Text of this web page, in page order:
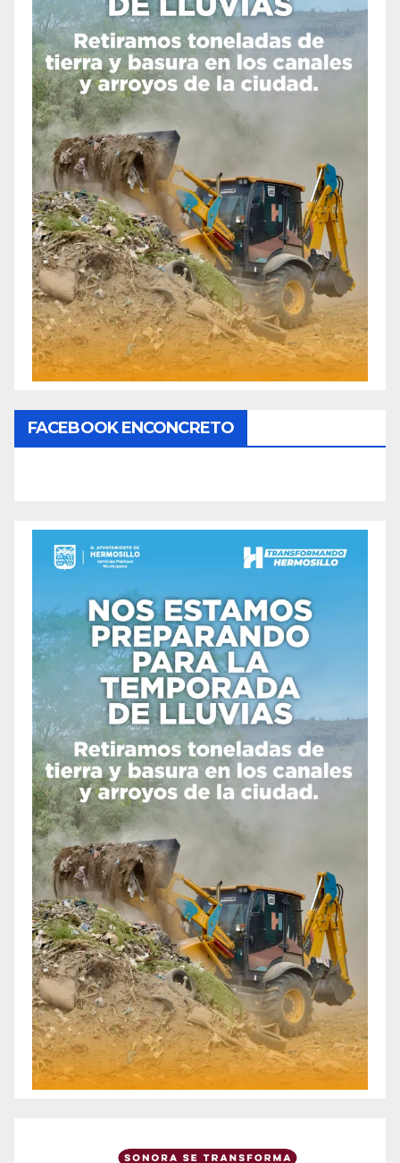
FACEBOOK ENCONCRETO